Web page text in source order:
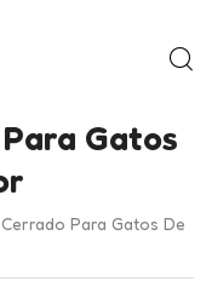
Gatos
Para Gatos De